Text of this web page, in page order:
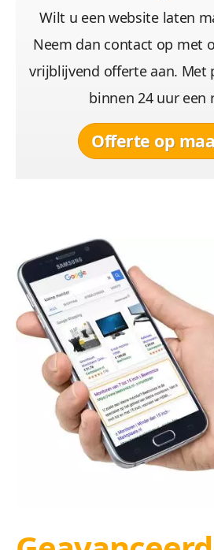
Wilt u een website laten
Neem dan contact op met
vrijblijvend offerte aan. Met
binnen 24 uur een
Offerte op